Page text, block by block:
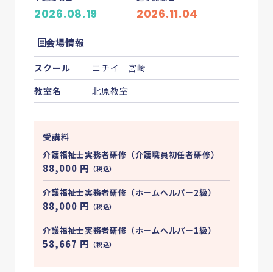
2026.08.19 2026.11.04
会場情報
スクール
ニチイ 宮崎
教室名
北原教室
受講料
介護福祉士実務者研修（介護職員初任者研修）
88,000 円 （税込）
介護福祉士実務者研修（ホームへルパー2級）
88,000 円 （税込）
介護福祉士実務者研修（ホームへルパー1級）
58,667 円 （税込）